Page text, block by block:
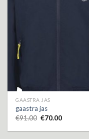
GAASTRA JAS
gaastra jas
€91.00 €70.00